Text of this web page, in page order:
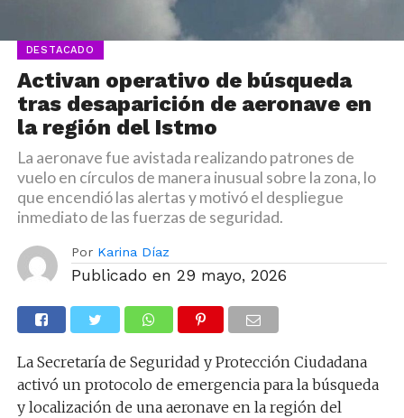
DESTACADO
Activan operativo de búsqueda
tras desaparición de aeronave en
la región del Istmo
La aeronave fue avistada realizando patrones de
vuelo en círculos de manera inusual sobre la zona, lo
que encendió las alertas y motivó el despliegue
inmediato de las fuerzas de seguridad.
Por Karina Díaz
Publicado en 29 mayo, 2026
La Secretaría de Seguridad y Protección Ciudadana
activó un protocolo de emergencia para la búsqueda
y localización de una aeronave en la región del